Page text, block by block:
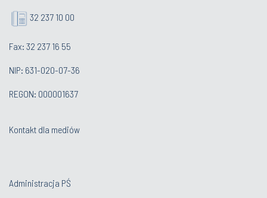
32 237 10 00
Fax: 32 237 16 55
NIP: 631-020-07-36
REGON: 000001637
Kontakt dla mediów
Administracja PŚ